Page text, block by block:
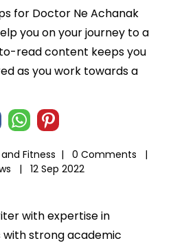
for Doctor Ne Achanak
you on your journey to a
read content keeps you
as you work towards a
Fitness |
0 Comments |
|
12 Sep 2022
with expertise in
with strong academic